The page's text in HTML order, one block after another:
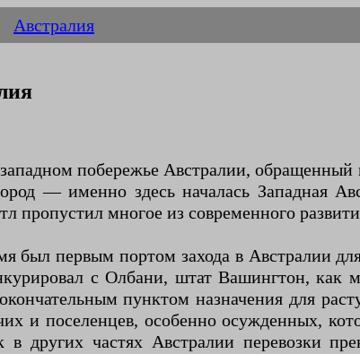
Австралия
побережье Австралии, обращенный
— именно здесь началась Западная
пропустил многое из современного
был первым портом захода в Австралии
с Олбани, штат Вашингтон, как
пунктом назначения для
и поселенцев, особенно осужденных,
других частях Австралии перевозки